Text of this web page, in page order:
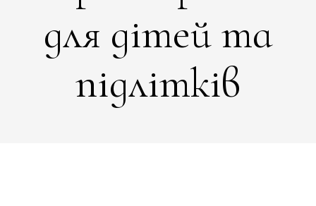
для дітей та
підлітків